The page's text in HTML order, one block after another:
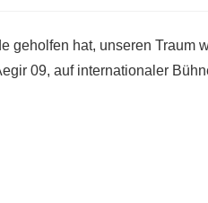
geholfen hat, unseren Traum
09, auf internationaler